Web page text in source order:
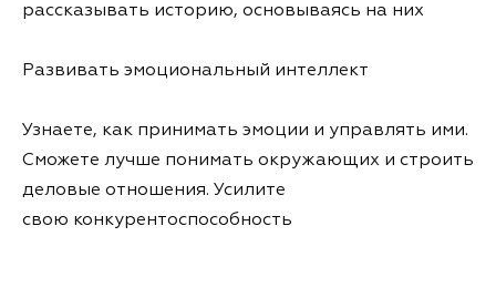
рассказывать историю, основываясь на них
Развивать эмоциональный интеллект
Узнаете, как принимать эмоции и управлять ими.
Сможете лучше понимать окружающих и строить
деловые отношения. Усилите
свою конкурентоспособность